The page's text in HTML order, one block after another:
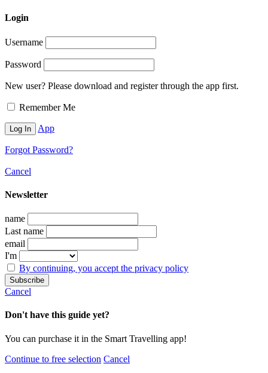
Login
Username
Password
New user? Please download and register through the app first.
Remember Me
App
Forgot Password?
Cancel
Newsletter
name
Last name
email
I'm
By continuing, you accept the privacy policy
Cancel
Don't have this guide yet?
You can purchase it in the Smart Travelling app!
Continue to free selection Cancel